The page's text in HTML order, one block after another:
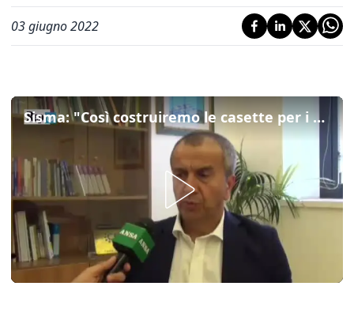
03 giugno 2022
Sisma: "Così costruiremo le casette per i terremotati"